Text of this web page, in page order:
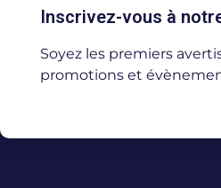
Inscrivez-vous à
Soyez les premiers
promotions et